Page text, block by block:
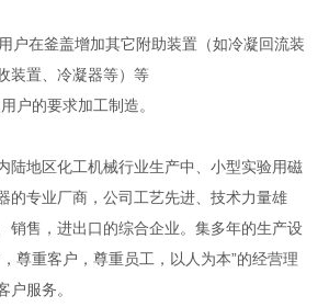
户在釜盖增加其它附助装置（如冷凝回流装
装置、冷凝器等）等
户的要求加工制造。
陆地区化工机械行业生产中、小型实验用磁
的专业厂商，公司工艺先进、技术力量雄
销售，进出口的综合企业。集多年的生产设
尊重客户，尊重员工，以人为本”的经营理
户服务。